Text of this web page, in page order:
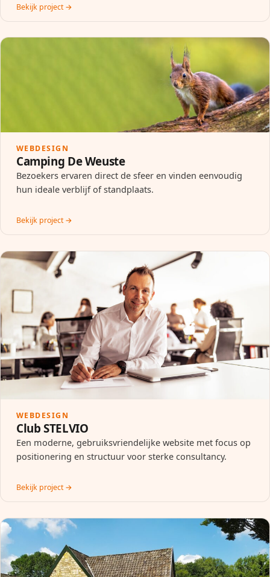
Bekijk project →
WEBDESIGN
Camping De Weuste
Bezoekers ervaren direct de sfeer en vinden eenvoudig
hun ideale verblijf of standplaats.
Bekijk project →
WEBDESIGN
Club STELVIO
Een moderne, gebruiksvriendelijke website met focus op
positionering en structuur voor sterke consultancy.
Bekijk project →